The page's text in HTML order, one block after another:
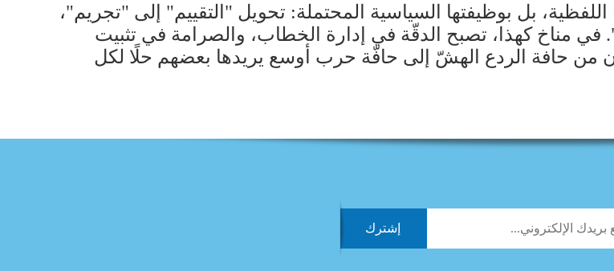
بل بوظيفتها السياسية المحتملة: تحويل "التقييم" إلى "تجريم"،
مناخ كهذا، تصبح الدقّة في إدارة الخطاب، والصرامة في تثبيت
من حافة الردع الهشّ إلى حافّة حرب أوسع يريدها بعضهم حلًا لكل